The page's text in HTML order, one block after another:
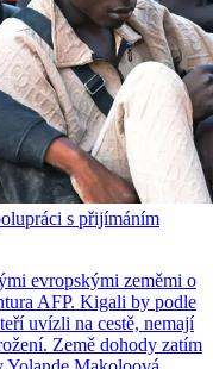
s přijímáním
evropskými zeměmi o
AFP. Kigali by podle
uvízli na cestě, nemají
Země dohody zatím